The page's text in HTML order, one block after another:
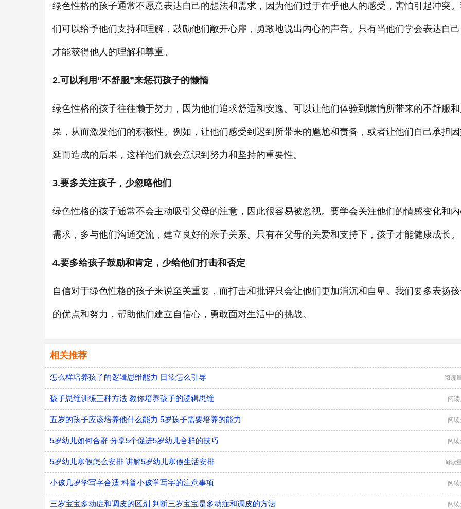
绿色性格的孩子通常不愿意表达自己的想法和需求，因为他们过于在乎他人的感受，害怕引起冲突
们可以给予他们支持和理解，鼓励他们敞开心扉，勇敢地说出内心的声音。只有当他们学会表达自己
才能获得他人的理解和尊重。
2.可以利用“不舒服”来惩罚孩子的懒惰
绿色性格的孩子往往懒于努力，因为他们追求舒适和安逸。可以让他们体验到懒惰所带来的不舒服
果，从而激发他们的积极性。例如，让他们感受到迟到所带来的尴尬和责备，或者让他们自己承担
延而造成的后果，这样他们就会意识到努力和坚持的重要性。
3.要多关注孩子，少忽略他们
绿色性格的孩子通常不会主动吸引父母的注意，因此很容易被忽视。要学会关注他们的情感变化和
需求，多与他们沟通交流，建立良好的亲子关系。只有在父母的关爱和支持下，孩子才能健康成长。
4.要多给孩子鼓励和肯定，少给他们打击和否定
自信对于绿色性格的孩子来说至关重要，而打击和批评只会让他们更加消沉和自卑。我们要多表扬
的优点和努力，帮助他们建立自信心，勇敢面对生活中的挑战。
相关推荐
怎么样培养孩子的逻辑思维能力 日常怎么引导 阅读
孩子思维训练三种方法 教你培养孩子的逻辑思维 阅
五岁的孩子应该培养他什么能力 5岁孩子需要培养的能力 阅
5岁幼儿如何合群 分享5个促进5岁幼儿合群的技巧 阅
5岁幼儿寒假怎么安排 讲解5岁幼儿寒假生活安排 阅读
小孩几岁学写字合适 科普小孩学写字的注意事项 阅
三岁宝宝多动症和调皮的区别 判断三岁宝宝是多动症和调皮的方法 阅